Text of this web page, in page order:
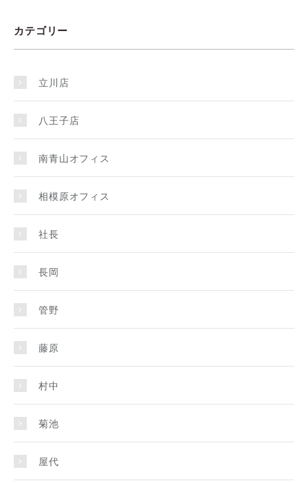
カテゴリー
立川店
八王子店
南青山オフィス
相模原オフィス
社長
長岡
管野
藤原
村中
菊池
屋代